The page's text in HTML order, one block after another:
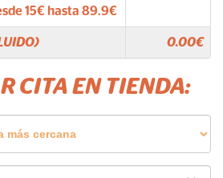
15€ hasta 89.9€
0.00€
CITA EN TIENDA: